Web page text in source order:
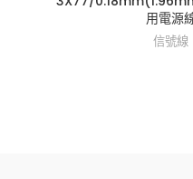
用電源
信號線